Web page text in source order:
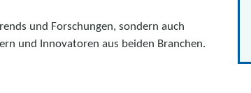
und Forschungen, sondern auch
und Innovatoren aus beiden Branchen.